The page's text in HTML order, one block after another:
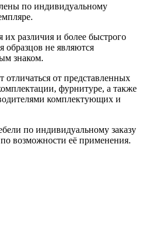
по индивидуальному
различия и более быстрого
образцов не являются
знаком.
отличаться от представленных
фурнитуре, а также
комплектующих и
по индивидуальному заказу
возможности её применения.